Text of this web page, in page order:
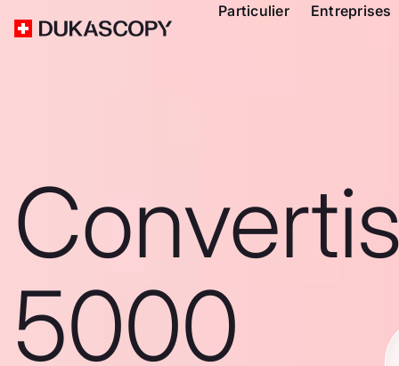
Particulier Entreprises
5000